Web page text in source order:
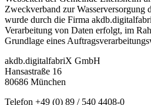
Zweckverband zur Wasserversorgung
wurde durch die Firma
Verarbeitung von Daten erfolgt, im
Grundlage eines
akdb.digitalfabriX GmbH
Hansastraße 16
80686 München
Telefon +49 (0) 89 / 540 4408-0